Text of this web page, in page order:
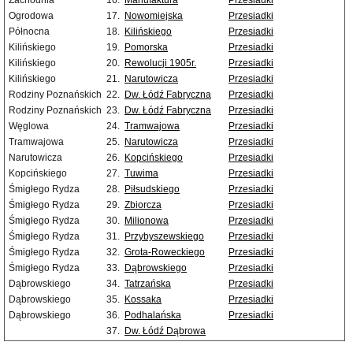
Ogrodowa
17. Nowomiejska
Przesiadki
Północna
18. Kilińskiego
Przesiadki
Kilińskiego
19. Pomorska
Przesiadki
Kilińskiego
20. Rewolucji 1905r.
Przesiadki
Kilińskiego
21. Narutowicza
Przesiadki
Rodziny Poznańskich 22. Dw. Łódź Fabryczna
Przesiadki
Rodziny Poznańskich 23. Dw. Łódź Fabryczna
Przesiadki
Węglowa
24. Tramwajowa
Przesiadki
Tramwajowa
25. Narutowicza
Przesiadki
Narutowicza
26. Kopcińskiego
Przesiadki
Kopcińskiego
27. Tuwima
Przesiadki
Śmigłego Rydza
28. Piłsudskiego
Przesiadki
Śmigłego Rydza
29. Zbiorcza
Przesiadki
Śmigłego Rydza
30. Milionowa
Przesiadki
Śmigłego Rydza
31. Przybyszewskiego
Przesiadki
Śmigłego Rydza
32. Grota-Roweckiego
Przesiadki
Śmigłego Rydza
33. Dąbrowskiego
Przesiadki
Dąbrowskiego
34. Tatrzańska
Przesiadki
Dąbrowskiego
35. Kossaka
Przesiadki
Dąbrowskiego
36. Podhalańska
Przesiadki
37. Dw. Łódź Dąbrowa